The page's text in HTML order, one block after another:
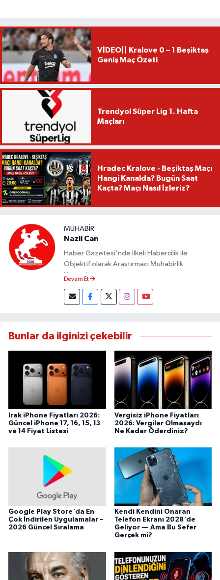
VİDEO|| Kralove 0 – 1 Beşiktaş
Geniş Maç Özeti
Trendyol Süper Lig 1. Hafta
Maçları
Hradec Kralove - Beşiktaş Maçı
Hangi Kanalda? Bugün Saat
Kaçta? Maçı Nasıl İzleriz?
MUHABIR
Nazli Can
Haber Gazetesi'nde İlkeli Habercilik ile
Objektif olarak Araştırmacı Muhabirlik
Yapmaktayım.
Devam Et
Bunlar da ilginizi çekebilir
Irak iPhone Fiyatları 2026:
Güncel iPhone 17, 16, 15, 13
ve 14 Fiyat Listesi
Vergisiz iPhone Fiyatları
2026: Vergiler Olmasaydı
Ne Kadar Öderdiniz?
Google Play Store'da En
Çok İndirilen Uygulamalar –
2026 Güncel Sıralama
Kendi Kendini Onaran
Telefon Ekranı 2028'de
Geliyor — Ama Bu Sefer
Gerçek mi?